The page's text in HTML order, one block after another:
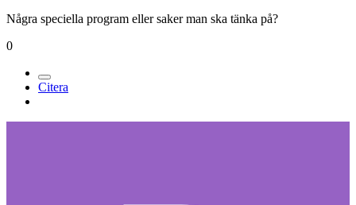
Några speciella program eller saker man ska tänka på?
0
Citera